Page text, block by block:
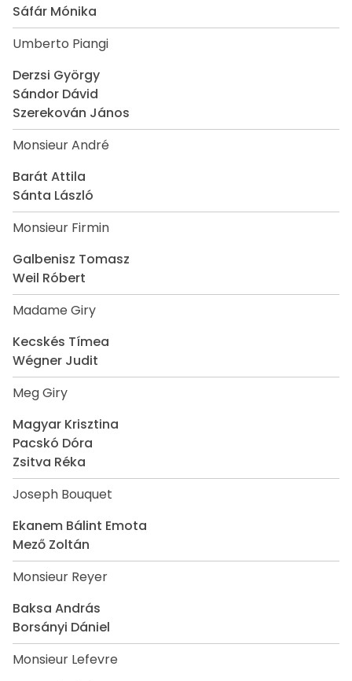
Sáfár Mónika
Umberto Piangi
Derzsi György
Sándor Dávid
Szerekován János
Monsieur André
Barát Attila
Sánta László
Monsieur Firmin
Galbenisz Tomasz
Weil Róbert
Madame Giry
Kecskés Tímea
Wégner Judit
Meg Giry
Magyar Krisztina
Pacskó Dóra
Zsitva Réka
Joseph Bouquet
Ekanem Bálint Emota
Mező Zoltán
Monsieur Reyer
Baksa András
Borsányi Dániel
Monsieur Lefevre